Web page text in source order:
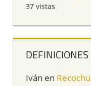
37 vistas
Iván en